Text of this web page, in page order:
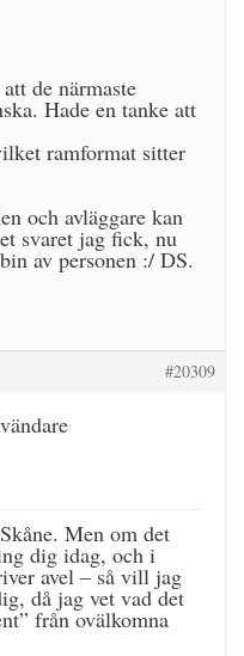
de närmaste
Hade en tanke att
ramformat sitter
och avläggare kan
svaret jag fick, nu
av personen :/ DS.
#20309
Men om det
dig idag, och i
avel – så vill jag
då jag vet vad det
från ovälkomna